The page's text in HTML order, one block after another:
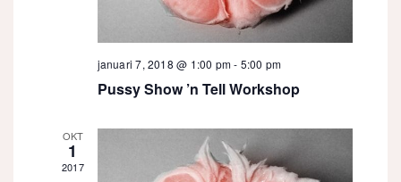
januari 7, 2018 @ 1:00 pm- 5:00 pm
Pussy Show ’n Tell Workshop
OKT
1
2017